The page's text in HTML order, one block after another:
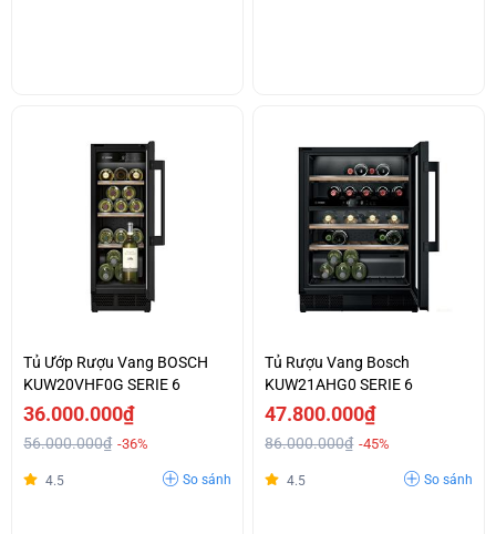
Tủ Ướp Rượu Vang BOSCH
KUW20VHF0G SERIE 6
36.000.000₫
56.000.000₫ -36%
4.5 So sánh
Tủ Rượu Vang Bosch
KUW21AHG0 SERIE 6
47.800.000₫
86.000.000₫ -45%
4.5 So sánh